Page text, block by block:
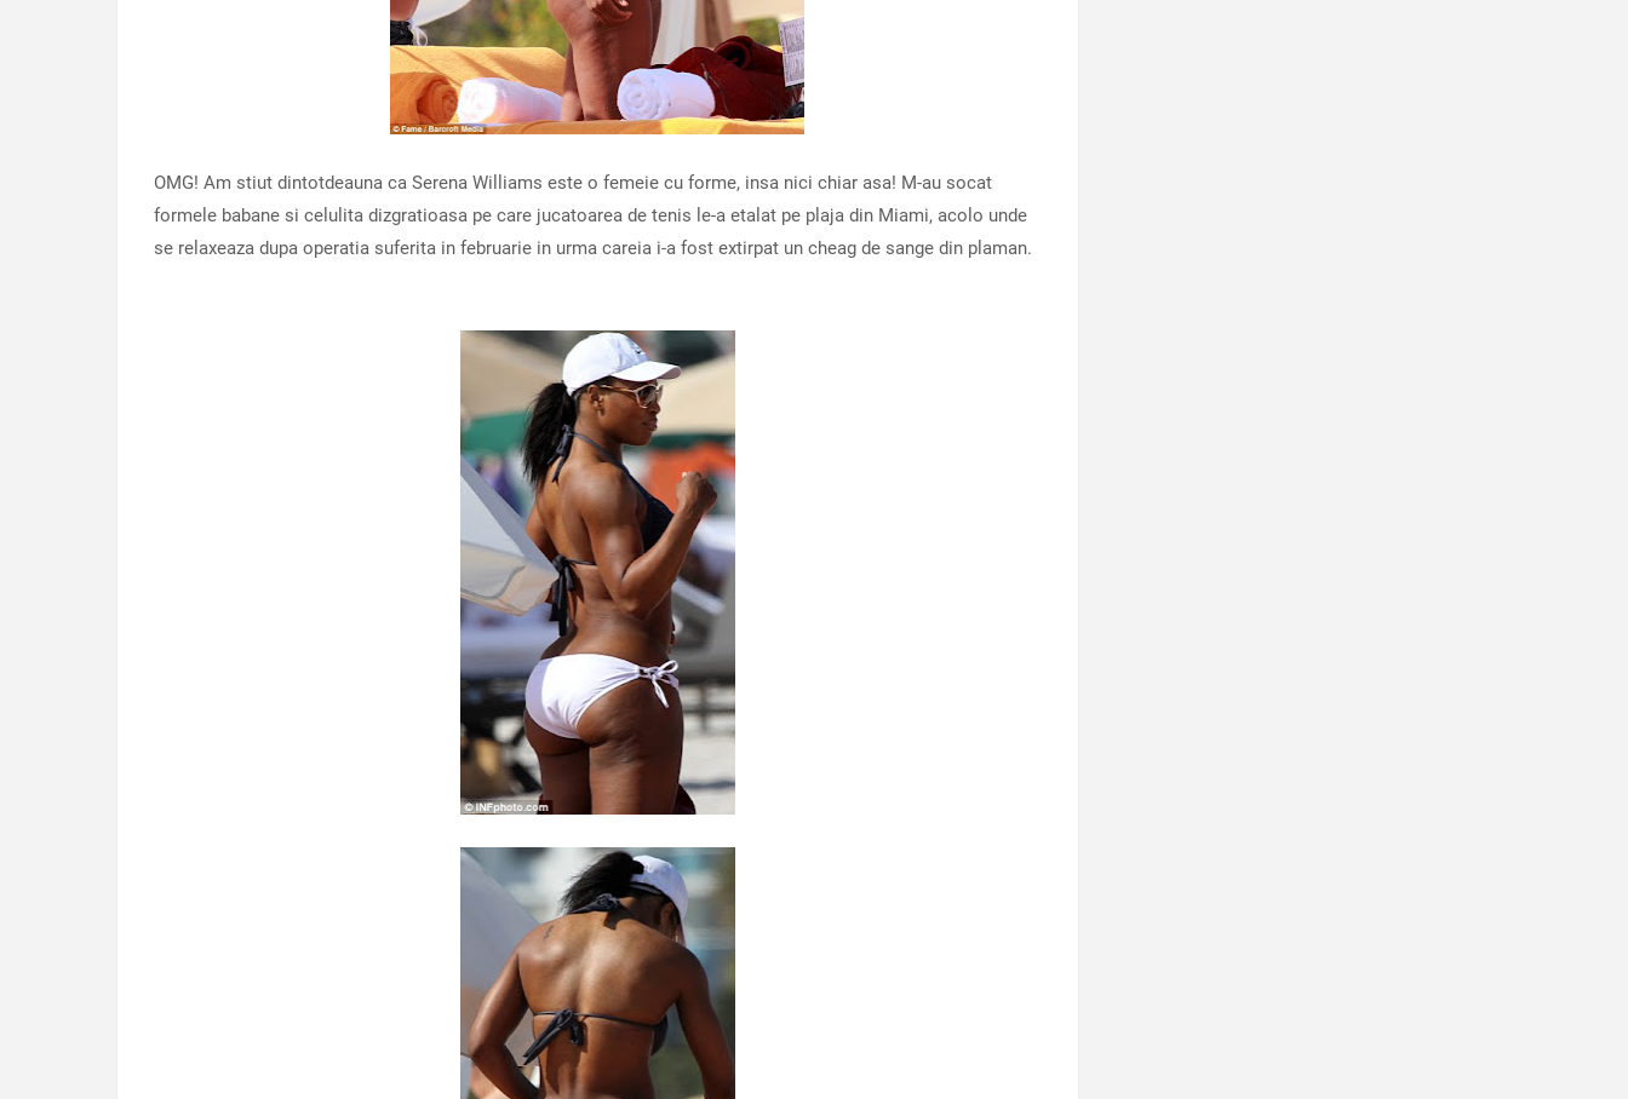
OMG! Am stiut dintotdeauna ca Serena Williams este o femeie cu forme, insa nici chiar asa! M-au socat
formele babane si celulita dizgratioasa pe care jucatoarea de tenis le-a etalat pe plaja din Miami, acolo unde
se relaxeaza dupa operatia suferita in februarie in urma careia i-a fost extirpat un cheag de sange din plaman.